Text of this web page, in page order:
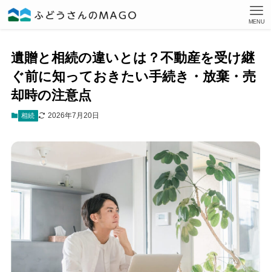
MENU
遺贈と相続の違いとは？不動産を受け継
ぐ前に知っておきたい手続き・放棄・売
却時の注意点
相続 2026年7月20日